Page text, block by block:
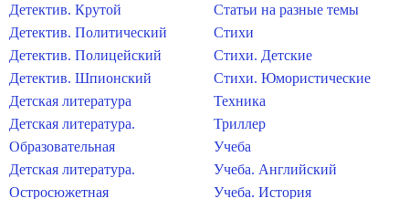
Детектив. Крутой
Детектив. Политический
Детектив. Полицейский
Детектив. Шпионский
Детская литература
Детская литература.
Образовательная
Детская литература.
Остросюжетная
Статьи на разные темы
Стихи
Стихи. Детские
Стихи. Юмористические
Техника
Триллер
Учеба
Учеба. Английский
Учеба. История